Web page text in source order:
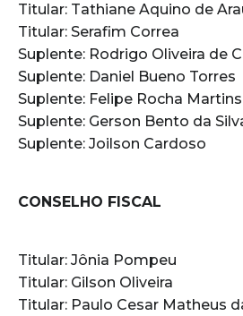
Titular: Tathiane Aquino de
Titular: Serafim Correa
Suplente: Rodrigo Oliveira de
Suplente: Daniel Bueno Torres
Suplente: Felipe Rocha Martins
Suplente: Gerson Bento da
Suplente: Joilson Cardoso
CONSELHO FISCAL
Titular: Jônia Pompeu
Titular: Gilson Oliveira
Titular: Paulo Cesar Matheus